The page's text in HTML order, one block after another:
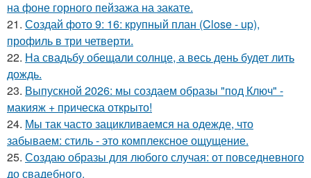
на фоне горного пейзажа на закате.
21. Создай фото 9: 16: крупный план (Close - up),
профиль в три четверти.
22. На свадьбу обещали солнце, а весь день будет лить
дождь.
23. Выпускной 2026: мы создаем образы "под Ключ" -
макияж + прическа открыто!
24. Мы так часто зацикливаемся на одежде, что
забываем: стиль - это комплексное ощущение.
25. Создаю образы для любого случая: от повседневного
до свадебного.